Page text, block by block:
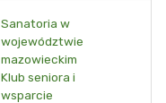
Sanatoria w
województwie
mazowieckim
Klub seniora i
wsparcie